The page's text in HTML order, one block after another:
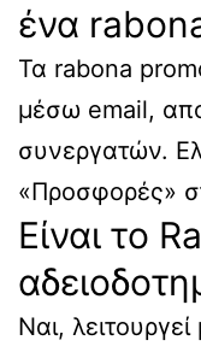
ένα
Τα rabona
μέσω email,
συνεργατών.
«Προσφορές»
Είναι το
Ναι,